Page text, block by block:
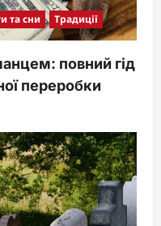
та сни Традиції
повний гід
переробки